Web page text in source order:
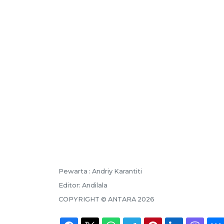
Pewarta : Andriy Karantiti
Editor: Andilala
COPYRIGHT © ANTARA 2026